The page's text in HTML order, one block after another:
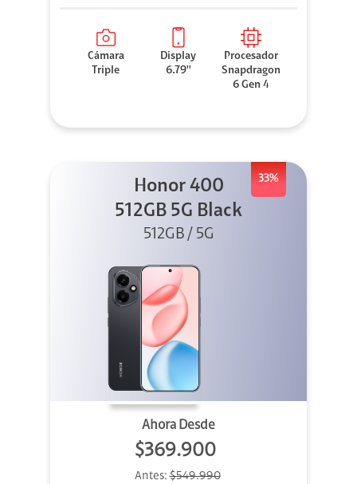
Cámara
Triple
Display
6.79''
Procesador
Snapdragon
6 Gen 4
33%
Honor 400
512GB 5G Black
512GB / 5G
Ahora Desde
$369.900
Antes:$549.990